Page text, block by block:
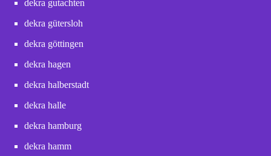
dekra gutachten
dekra gütersloh
dekra göttingen
dekra hagen
dekra halberstadt
dekra halle
dekra hamburg
dekra hamm